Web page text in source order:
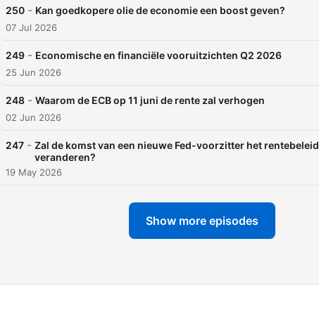
250 - Kan goedkopere olie de economie een boost geven?
07 Jul 2026
249 - Economische en financiële vooruitzichten Q2 2026
25 Jun 2026
248 - Waarom de ECB op 11 juni de rente zal verhogen
02 Jun 2026
247 - Zal de komst van een nieuwe Fed-voorzitter het rentebeleid
veranderen?
19 May 2026
Show more episodes